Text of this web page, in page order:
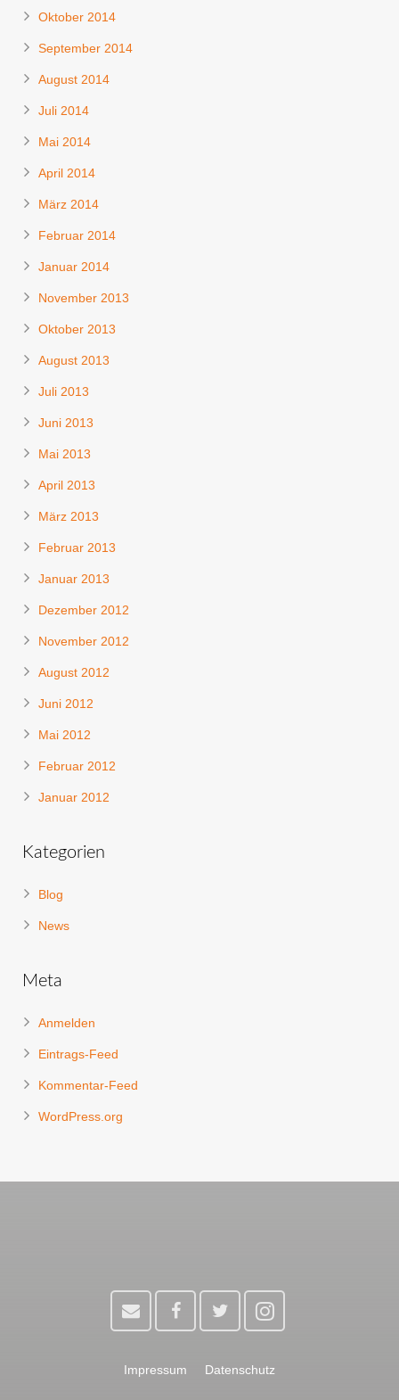
Oktober 2014
September 2014
August 2014
Juli 2014
Mai 2014
April 2014
März 2014
Februar 2014
Januar 2014
November 2013
Oktober 2013
August 2013
Juli 2013
Juni 2013
Mai 2013
April 2013
März 2013
Februar 2013
Januar 2013
Dezember 2012
November 2012
August 2012
Juni 2012
Mai 2012
Februar 2012
Januar 2012
Kategorien
Blog
News
Meta
Anmelden
Eintrags-Feed
Kommentar-Feed
WordPress.org
Impressum Datenschutz